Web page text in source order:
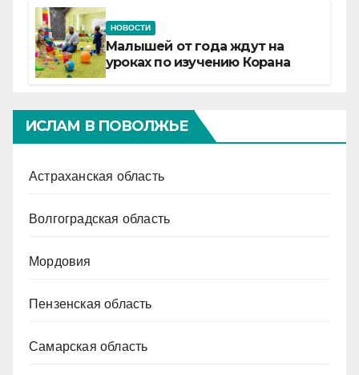
НОВОСТИ
Малышей от года ждут на
уроках по изучению Корана
ИСЛАМ В ПОВОЛЖЬЕ
Астраханская область
Волгоградская область
Мордовия
Пензенская область
Самарская область